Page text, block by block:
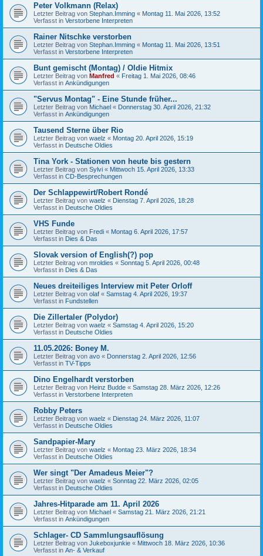
Peter Volkmann (Relax)
Letzter Beitrag von Stephan.Imming « Montag 11. Mai 2026, 13:52
Verfasst in Verstorbene Interpreten
Rainer Nitschke verstorben
Letzter Beitrag von Stephan.Imming « Montag 11. Mai 2026, 13:51
Verfasst in Verstorbene Interpreten
Bunt gemischt (Montag) / Oldie Hitmix
Letzter Beitrag von Manfred « Freitag 1. Mai 2026, 08:46
Verfasst in Ankündigungen
"Servus Montag" - Eine Stunde früher...
Letzter Beitrag von Michael « Donnerstag 30. April 2026, 21:32
Verfasst in Ankündigungen
Tausend Sterne über Rio
Letzter Beitrag von waelz « Montag 20. April 2026, 15:19
Verfasst in Deutsche Oldies
Tina York - Stationen von heute bis gestern
Letzter Beitrag von Sylvi « Mittwoch 15. April 2026, 13:33
Verfasst in CD-Besprechungen
Der Schlappewirt/Robert Rondé
Letzter Beitrag von waelz « Dienstag 7. April 2026, 18:28
Verfasst in Deutsche Oldies
VHS Funde
Letzter Beitrag von Fredi « Montag 6. April 2026, 17:57
Verfasst in Dies & Das
Slovak version of English(?) pop
Letzter Beitrag von mroldies « Sonntag 5. April 2026, 00:48
Verfasst in Dies & Das
Neues dreiteiliges Interview mit Peter Orloff
Letzter Beitrag von olaf « Samstag 4. April 2026, 19:37
Verfasst in Fundstellen
Die Zillertaler (Polydor)
Letzter Beitrag von waelz « Samstag 4. April 2026, 15:20
Verfasst in Deutsche Oldies
11.05.2026: Boney M.
Letzter Beitrag von avo « Donnerstag 2. April 2026, 12:56
Verfasst in TV-Tipps
Dino Engelhardt verstorben
Letzter Beitrag von Heinz Budde « Samstag 28. März 2026, 12:26
Verfasst in Verstorbene Interpreten
Robby Peters
Letzter Beitrag von waelz « Dienstag 24. März 2026, 11:07
Verfasst in Deutsche Oldies
Sandpapier-Mary
Letzter Beitrag von waelz « Montag 23. März 2026, 18:34
Verfasst in Deutsche Oldies
Wer singt "Der Amadeus Meier"?
Letzter Beitrag von waelz « Sonntag 22. März 2026, 02:05
Verfasst in Deutsche Oldies
Jahres-Hitparade am 11. April 2026
Letzter Beitrag von Michael « Samstag 21. März 2026, 21:21
Verfasst in Ankündigungen
Schlager- CD Sammlungsauflösung
Letzter Beitrag von Jukeboxjunkie « Mittwoch 18. März 2026, 10:36
Verfasst in An- & Verkauf